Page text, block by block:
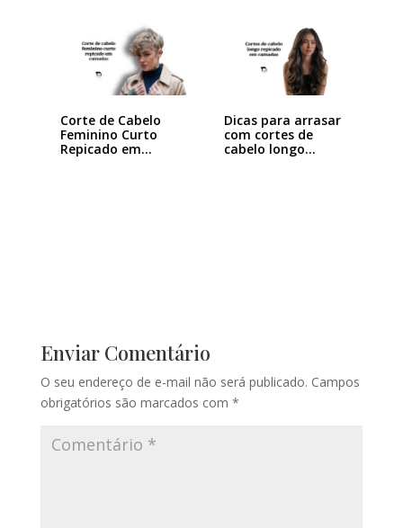
Corte de Cabelo
Feminino Curto
Repicado em
Dicas para arrasar
com cortes de
cabelo longo…
Enviar Comentário
O seu endereço de e-mail não será publicado. Campos
obrigatórios são marcados com *